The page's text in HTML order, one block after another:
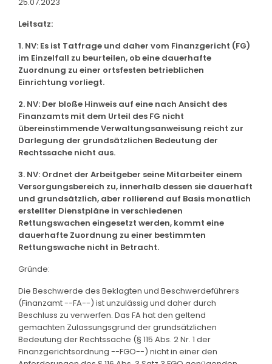
Leitsatz:
1. NV: Es ist Tatfrage und daher vom Finanzgericht (FG)
im Einzelfall zu beurteilen, ob eine dauerhafte
Zuordnung zu einer ortsfesten betrieblichen
Einrichtung vorliegt.
2. NV: Der bloße Hinweis auf eine nach Ansicht des
Finanzamts mit dem Urteil des FG nicht
übereinstimmende Verwaltungsanweisung reicht zur
Darlegung der grundsätzlichen Bedeutung der
Rechtssache nicht aus.
3. NV: Ordnet der Arbeitgeber seine Mitarbeiter einem
Versorgungsbereich zu, innerhalb dessen sie dauerhaft
und grundsätzlich, aber rollierend auf Basis monatlich
erstellter Dienstpläne in verschiedenen
Rettungswachen eingesetzt werden, kommt eine
dauerhafte Zuordnung zu einer bestimmten
Rettungswache nicht in Betracht.
Gründe:
Die Beschwerde des Beklagten und Beschwerdeführers
(Finanzamt --FA--) ist unzulässig und daher durch
Beschluss zu verwerfen. Das FA hat den geltend
gemachten Zulassungsgrund der grundsätzlichen
Bedeutung der Rechtssache (§ 115 Abs. 2 Nr. 1 der
Finanzgerichtsordnung --FGO--) nicht in einer den